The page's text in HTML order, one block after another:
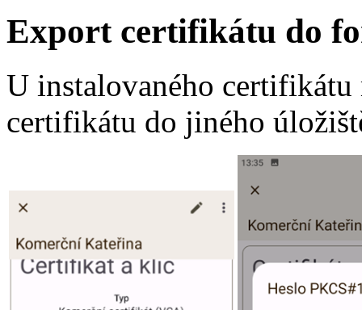
Export certifikátu do
U instalovaného certifikátu
certifikátu do jiného